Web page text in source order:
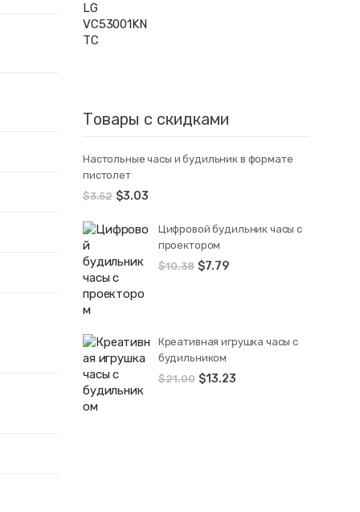
Товары с скидками
Настольные часы и будильник в формате
пистолет
$3.52 $3.03
Цифровой будильник часы с
проектором
$10.38 $7.79
Креативная игрушка часы c
будильником
$21.00 $13.23